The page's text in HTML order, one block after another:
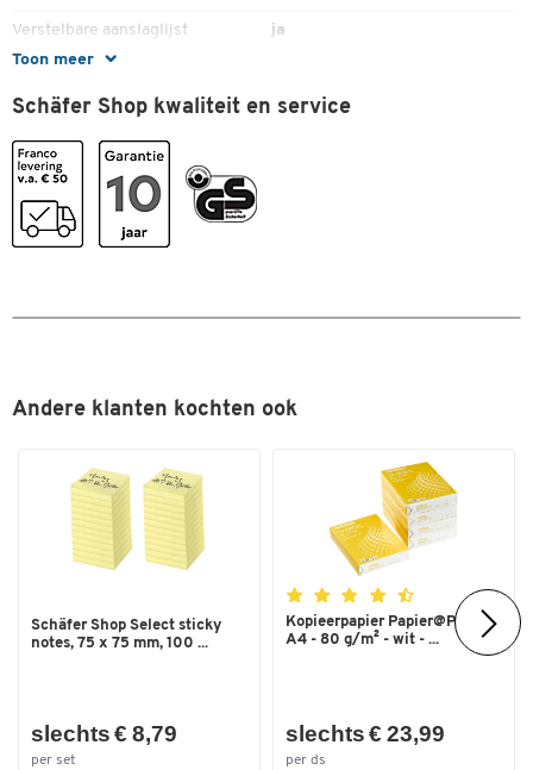
Toon meer
Verstelbare aanslaglijst ja
Schäfer Shop kwaliteit en service
Andere klanten kochten ook
Schäfer Shop Select sticky
notes, 75 x 75 mm, 100 ...
slechts € 8,79
per set
Kopieerpapier Papier@Print -
A4 - 80 g/m² - wit - ...
slechts € 23,99
per ds